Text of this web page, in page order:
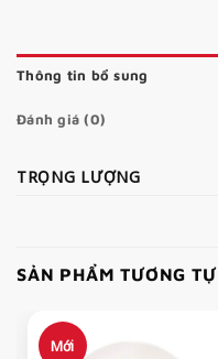
Thông tin bổ sung
Đánh giá (0)
TRỌNG LƯỢNG
SẢN PHẨM TƯƠNG TỰ
Mới